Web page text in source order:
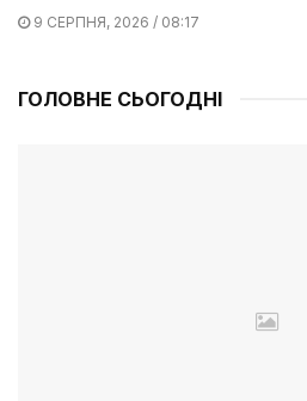
9 СЕРПНЯ, 2026 / 08:17
ГОЛОВНЕ СЬОГОДНІ